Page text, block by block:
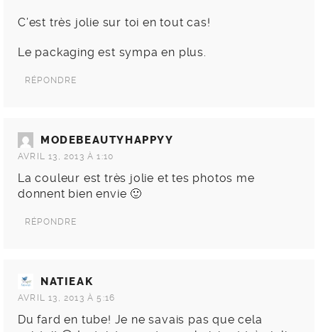
C’est très jolie sur toi en tout cas!
Le packaging est sympa en plus.
RÉPONDRE
MODEBEAUTYHAPPYY
AVRIL 13, 2013 À 1:10
La couleur est très jolie et tes photos me
donnent bien envie 🙂
RÉPONDRE
NATIEAK
AVRIL 13, 2013 À 5:16
Du fard en tube! Je ne savais pas que cela